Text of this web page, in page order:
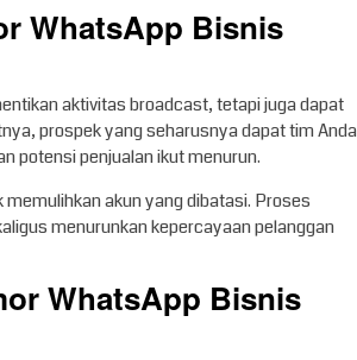
WhatsApp Bisnis
aktivitas broadcast, tetapi juga dapat
prospek yang seharusnya dapat tim Anda
potensi penjualan ikut menurun.
akun yang dibatasi. Proses
menurunkan kepercayaan pelanggan
WhatsApp Bisnis